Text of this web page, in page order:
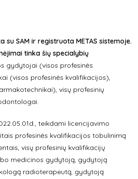
SAM ir registruota METAS sistemoje.
tinka šių specialybių
gydytojai (visos profesinės
(visos profesinės kvalifikacijos),
visų profesinių
teikdami licencijavimo
profesinės kvalifikacijos tobulinimą
visų profesinių kvalifikacijų
medicinos gydytoją, gydytoją
radioterapeutą, gydytoją